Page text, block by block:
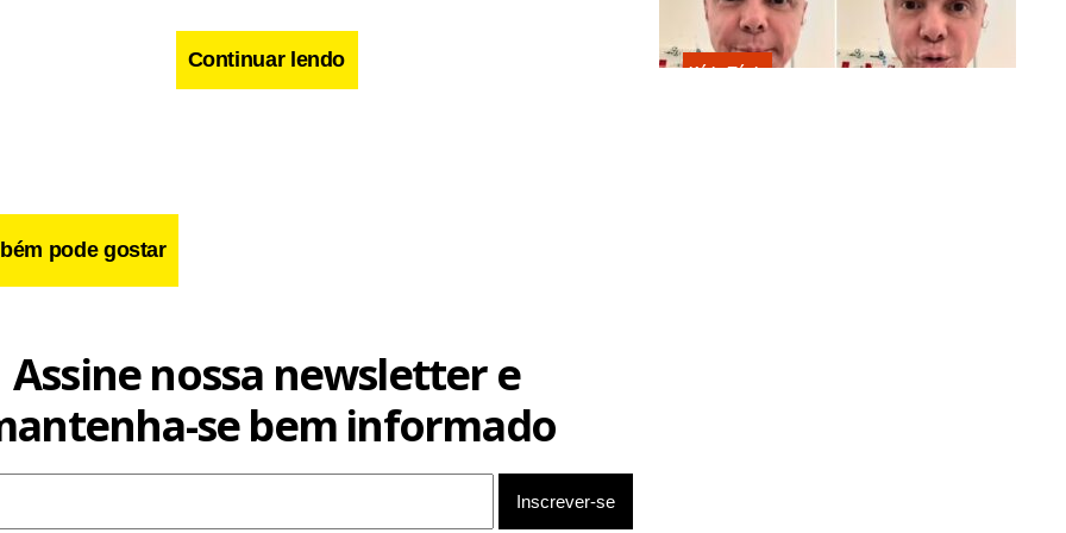
é o potencial de baixo custo do composto, o que o torna estratégico
Continuar lendo
pode gostar
Kátia Flávia
Assine nossa newsletter e
se bem informado